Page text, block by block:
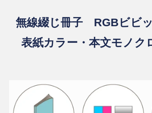
無線綴じ冊子 RGBビビ
表紙カラー・本文モノ